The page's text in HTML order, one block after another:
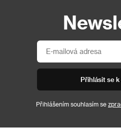
Přihlásit se
Přihlášením souhlasím se